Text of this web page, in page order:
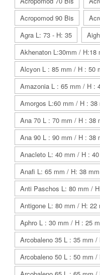
Acropomod 90 Bis
Agra L: 73 - H: 35
Akhenaton L:30mm / H:18
Alcyon L : 85 mm / H : 50
Amazonia L : 65 mm / H :
Amorgos L:60 mm / H : 38
Ana 70 L : 70 mm / H : 38
Ana 90 L : 90 mm / H : 38
Anacleto L: 40 mm / H :
Anafi L: 65 mm / H: 38 mm
Anti Paschos L: 80 mm /
Antigone L: 80 mm / H: 22
Aphro L : 30 mm / H : 25
Arcobaleno 35 L : 35 mm /
Arcobaleno 50 L : 50 mm /